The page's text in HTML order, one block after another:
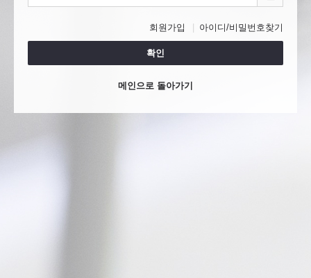
회원가입 아이디/비밀번호찾기
확인
메인으로 돌아가기